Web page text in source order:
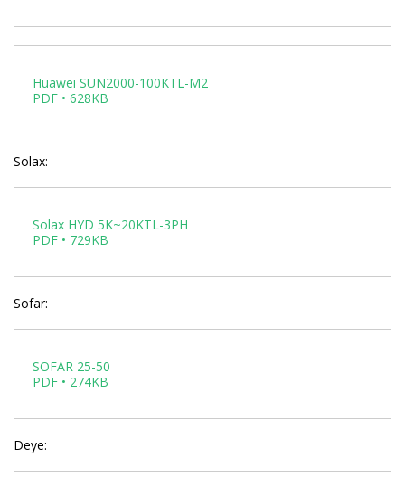
Huawei SUN2000-100KTL-M2
PDF • 628KB
Solax:
Solax HYD 5K~20KTL-3PH
PDF • 729KB
Sofar:
SOFAR 25-50
PDF • 274KB
Deye: